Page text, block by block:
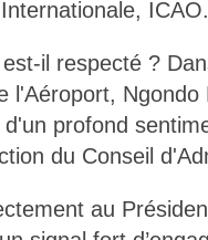
ICAO.
il respecté ?
l'Aéroport,
profond
du Conseil
au